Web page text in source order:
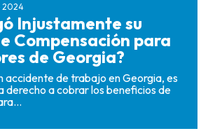
2024
Injustamente su
Compensación para
de Georgia?
accidente de trabajo en Georgia, es
derecho a cobrar los beneficios de